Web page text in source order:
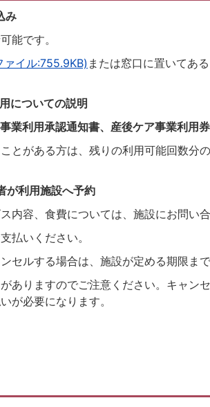
み
能です。
ァイル:755.9KB) または窓口に置いてあ
についての説明
業利用承認通知書、産後ケア事業利用
とがある方は、残りの利用可能回数分
が利用施設へ予約
内容、食費については、施設にお問い合
払いください。
セルする場合は、施設が定める期限まで
ありますのでご注意ください。キャン
が必要になります。